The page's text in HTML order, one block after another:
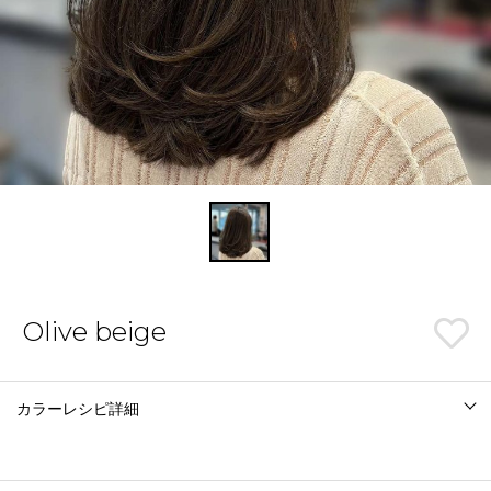
Olive beige
カラーレシピ詳細